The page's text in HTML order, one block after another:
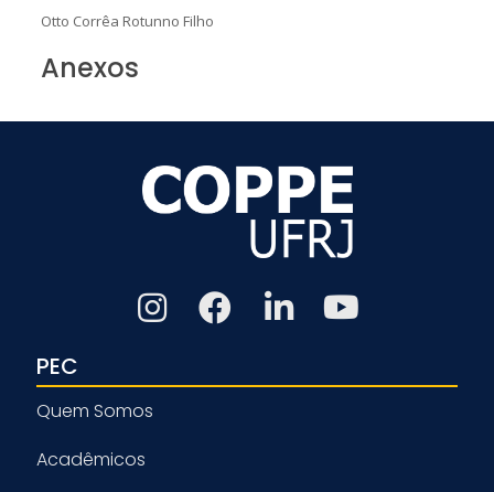
Otto Corrêa Rotunno Filho
Anexos
PEC
Quem Somos
Acadêmicos